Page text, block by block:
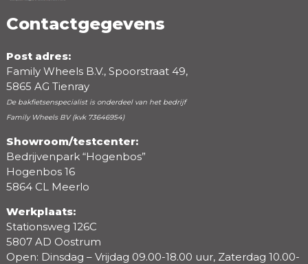
Beoordeling
Contactgegevens
Post adres:
Family Wheels B.V., Spoorstraat 49,
5865 AG Tienray
De bakfietsenspecialist is onderdeel van het bedrijf
Family Wheels BV (kvk 73646954)
Showroom/testcenter:
Bedrijvenpark “Hogenbos”
Hogenbos 16
5864 CL Meerlo
Werkplaats:
Stationsweg 126C
5807 AD Oostrum
Open: Dinsdag – Vrijdag 09.00-18.00 uur, Zaterdag 10.00-